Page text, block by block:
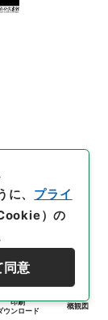
印刷
ウンロード
概観図
、 プライ
）の
同意